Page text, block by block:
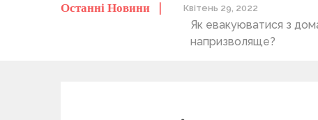
Останні Новини
та жителів області Квітень 29, 2022
Як евакуюватися з
напризволяще?